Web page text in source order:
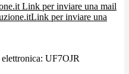
Link per inviare una mail
Link per inviare una
UF7OJR